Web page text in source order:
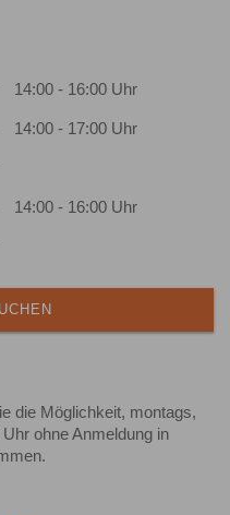
14:00 - 16:00 Uhr
14:00 - 17:00 Uhr
14:00 - 16:00 Uhr
die Möglichkeit, montags,
ohne Anmeldung in